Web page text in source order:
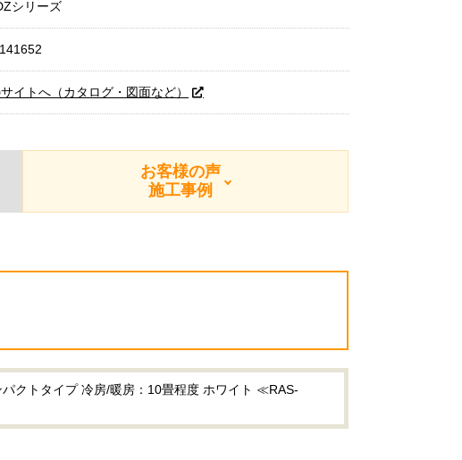
シリーズ
イトへ（カタログ・図面など）
お客様の声
施工事例
クトタイプ 冷房/暖房：10畳程度 ホワイト ≪RAS-